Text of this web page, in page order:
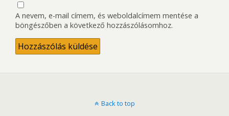
A nevem, e-mail címem, és weboldalcímem mentése a
böngészőben a következő hozzászólásomhoz.
Back to top